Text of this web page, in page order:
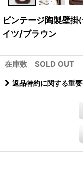
ビンテージ陶製壁
イツ/ブラウン
在庫数 SOLD OUT
返品特約に関する重